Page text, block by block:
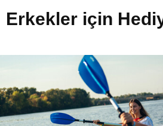
Erkekler için